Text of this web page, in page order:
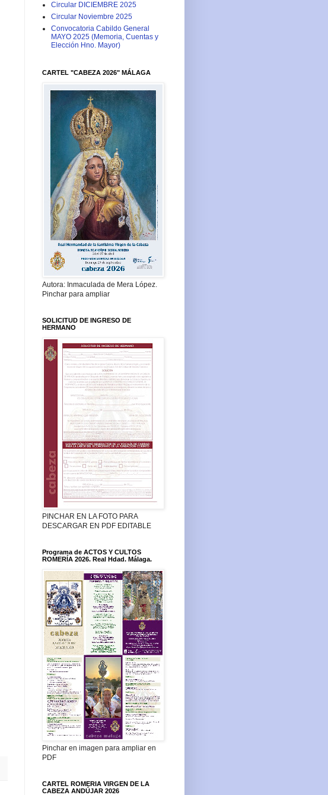
Circular DICIEMBRE 2025
Circular Noviembre 2025
Convocatoria Cabildo General
MAYO 2025 (Memoria, Cuentas y
Elección Hno. Mayor)
CARTEL "CABEZA 2026" MÁLAGA
Autora: Inmaculada de Mera López.
Pinchar para ampliar
SOLICITUD DE INGRESO DE
HERMANO
PINCHAR EN LA FOTO PARA
DESCARGAR EN PDF EDITABLE
Programa de ACTOS Y CULTOS
ROMERÍA 2026. Real Hdad. Málaga.
Pinchar en imagen para ampliar en
PDF
CARTEL ROMERIA VIRGEN DE LA
CABEZA ANDÚJAR 2026